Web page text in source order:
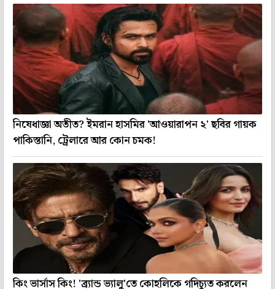
নিষেধাজ্ঞা অতীত? ইমরান হাসমির 'আওয়ারাপন ২' ছবির গায়ক
পাকিস্তানি, ট্রেলারে আর কোন চমক!
কিং ভার্সাস কিং! 'ব্র্যান্ড ভ্যালু'তে কোহলিকে গদিচ্যুত করলেন